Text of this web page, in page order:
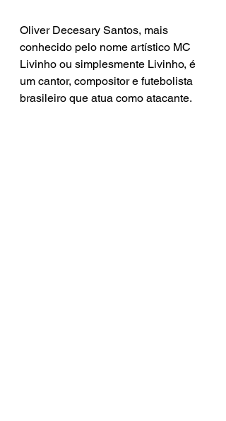
Oliver Decesary Santos, mais
conhecido pelo nome artístico MC
Livinho ou simplesmente Livinho, é
um cantor, compositor e futebolista
brasileiro que atua como atacante.